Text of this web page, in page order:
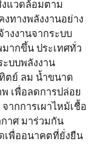
แวดล้อมตาม
ทางพลังงานอย่าง
งงานจากระบบ
มากขึ้น ประเทศทั่ว
บบพลังงาน
ตย์ ลม น้ำขนาด
เพื่อลดการปล่อย
ากการเผาไหม้เชื้อ
าศ มาร่วมกัน
เพื่ออนาคตที่ยั่งยืน